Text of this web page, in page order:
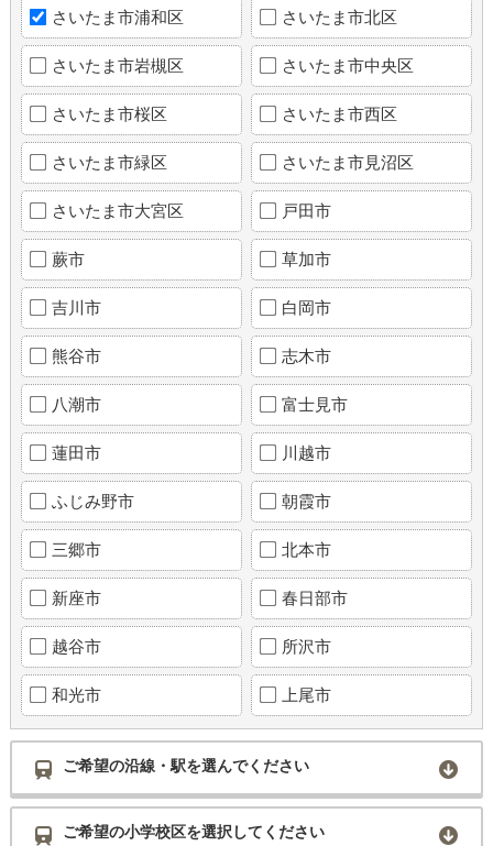
さいたま市浦和区 さいたま市北区
さいたま市岩槻区 さいたま市中央区
さいたま市桜区 さいたま市西区
さいたま市緑区 さいたま市見沼区
さいたま市大宮区 戸田市
蕨市 草加市
吉川市 白岡市
熊谷市 志木市
八潮市 富士見市
蓮田市 川越市
ふじみ野市 朝霞市
三郷市 北本市
新座市 春日部市
越谷市 所沢市
和光市 上尾市
ご希望の沿線・駅を選んでください
ご希望の小学校区を選択してください